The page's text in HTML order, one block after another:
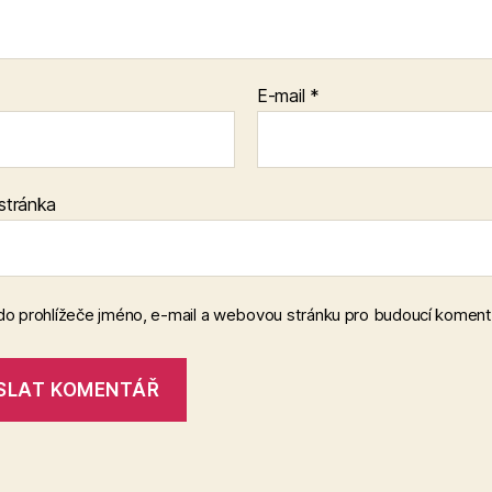
E-mail *
prohlížeče jméno, e-mail a webovou stránku pro budoucí